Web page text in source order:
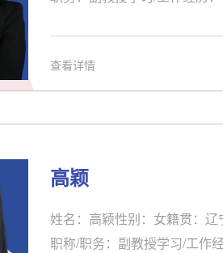
教师兼职情况：科研/获奖情
-2006学年被评为基础学院优
文/出版著作：
查看详情
高颖
姓名：高颖性别：女籍贯：辽
职称/职务：副教授学习/工作